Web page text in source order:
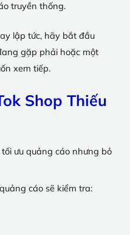
truyền thống.
lập tức, hãy bắt đầu
gặp phải hoặc một
xem tiếp.
Shop Thiếu
ưu quảng cáo nhưng bỏ
cáo sẽ kiểm tra: